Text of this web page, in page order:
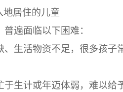
地居住的儿童
遍面临以下困难：
、生活物资不足，很多孩子
于生计或年迈体弱，难以给